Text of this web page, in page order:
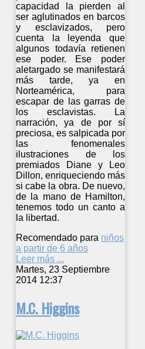
capacidad la pierden al
ser aglutinados en barcos
y esclavizados, pero
cuenta la leyenda que
algunos todavía retienen
ese poder. Ese poder
aletargado se manifestará
más tarde, ya en
Norteamérica, para
escapar de las garras de
los esclavistas. La
narración, ya de por sí
preciosa, es salpicada por
las fenomenales
ilustraciones de los
premiados Diane y Leo
Dillon, enriqueciendo más
si cabe la obra. De nuevo,
de la mano de Hamilton,
tenemos todo un canto a
la libertad.
Recomendado para niños
a partir de 6 años
Leer más ...
Martes, 23 Septiembre
2014 12:37
M.C. Higgins